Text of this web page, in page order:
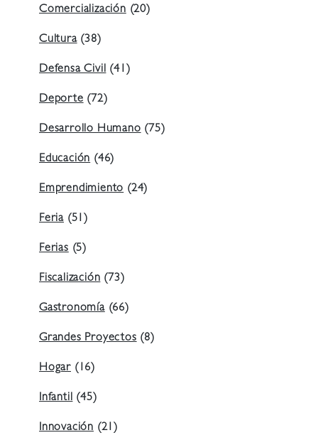
Comercialización (20)
Cultura(38)
Defensa Civil (41)
Deporte (72)
Desarrollo Humano (75)
Educación (46)
Emprendimiento (24)
Feria (51)
Ferias (5)
Fiscalización (73)
Gastronomía(66)
Grandes Proyectos (8)
Hogar (16)
Infantil (45)
Innovación (21)